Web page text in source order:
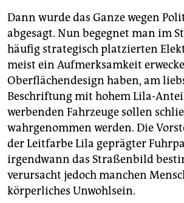
Dann wurde das Ganze wegen
abgesagt. Nun begegnet man im
häufig strategisch platzierten
meist ein Aufmerksamkeit
Oberflächendesign haben, am
Beschriftung mit hohem Lila-
werbenden Fahrzeuge sollen
wahrgenommen werden. Die
der Leitfarbe Lila geprägter
irgendwann das Straßenbild
verursacht jedoch manchen
körperliches Unwohlsein.